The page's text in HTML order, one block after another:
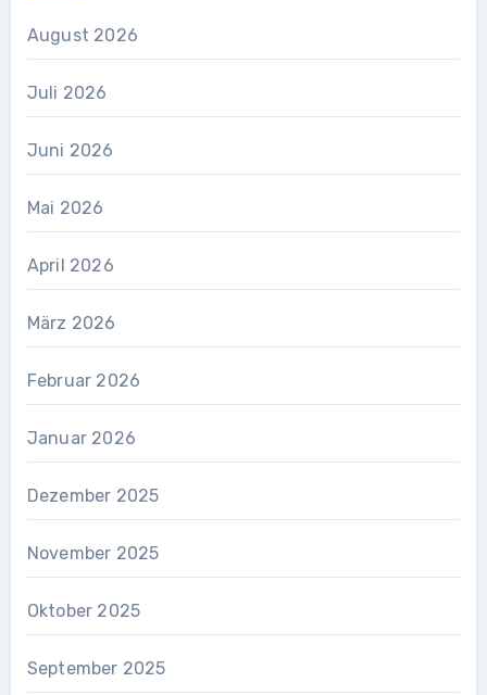
August 2026
Juli 2026
Juni 2026
Mai 2026
April 2026
März 2026
Februar 2026
Januar 2026
Dezember 2025
November 2025
Oktober 2025
September 2025